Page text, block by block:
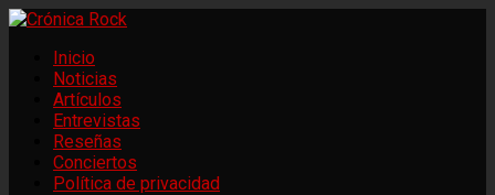
Inicio
Noticias
Artículos
Entrevistas
Reseñas
Conciertos
Política de privacidad